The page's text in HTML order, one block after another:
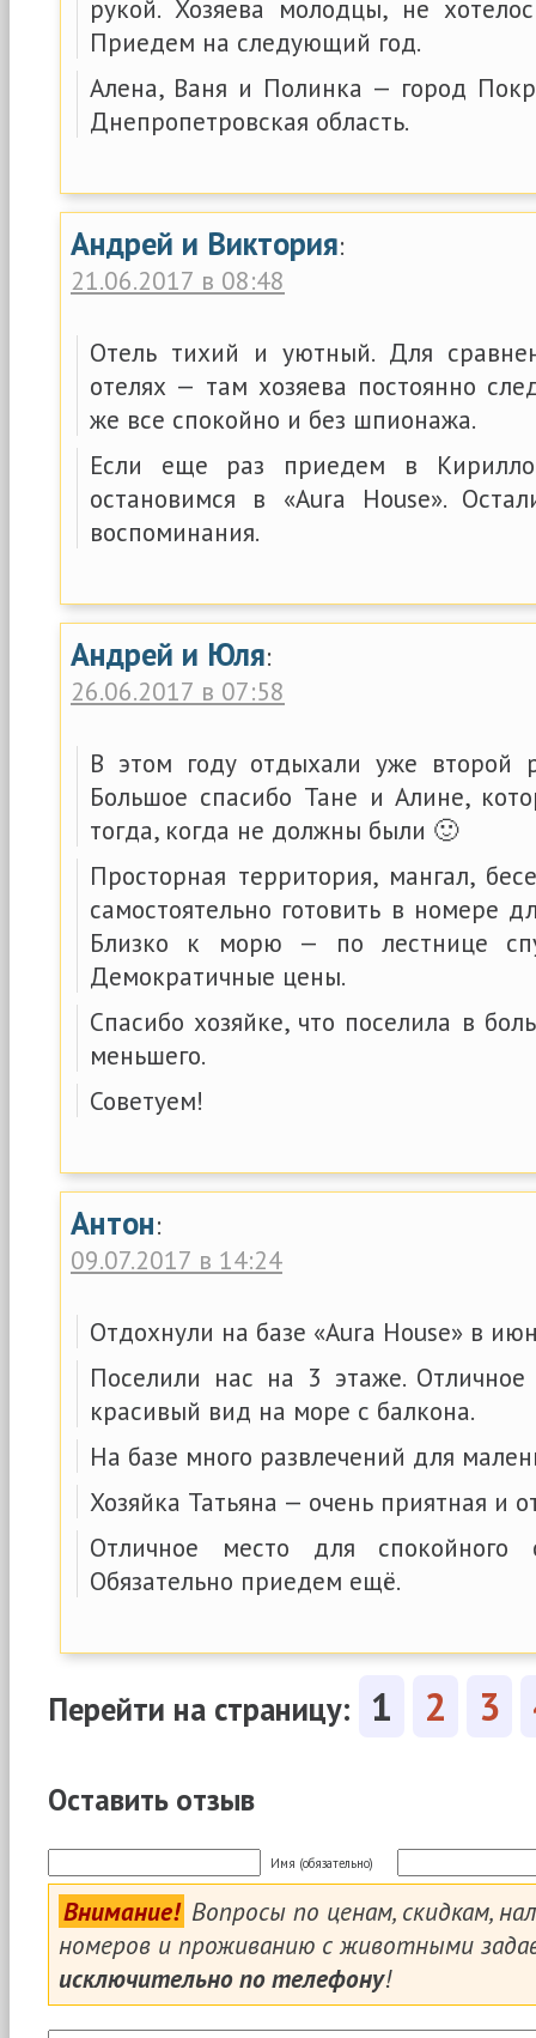
рукой. Хозяева молодцы, не
Приедем на следующий год.
Алена, Ваня и Полинка — город
Днепропетровская область.
Андрей и Виктория:
21.06.2017 в 08:48
Отель тихий и уютный. Для
отелях — там хозяева постоянно
же все спокойно и без шпионажа.
Если еще раз приедем в
остановимся в «Aura House».
воспоминания.
Андрей и Юля:
26.06.2017 в 07:58
В этом году отдыхали уже второй
Большое спасибо Тане и Алине,
тогда, когда не должны были 🙂
Просторная территория, мангал,
самостоятельно готовить в номере
Близко к морю — по лестнице
Демократичные цены.
Спасибо хозяйке, что поселила в
меньшего.
Советуем!
Антон:
09.07.2017 в 14:24
Отдохнули на базе «Aura House» в
Поселили нас на 3 этаже.
красивый вид на море с балкона.
На базе много развлечений для
Хозяйка Татьяна — очень приятная и
Отличное место для спокойного
Обязательно приедем ещё.
Перейти на страницу: 1 2 3
Оставить отзыв
Имя (обязательно)
Внимание! Вопросы по ценам, скидкам,
номеров и проживанию с животными
исключительно по телефону!